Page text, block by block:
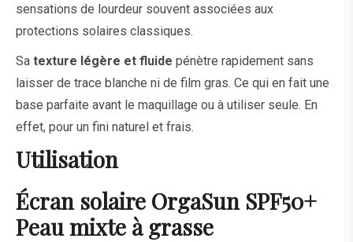
sensations de lourdeur souvent associées aux
protections solaires classiques.
Sa texture légère et fluide pénètre rapidement sans
laisser de trace blanche ni de film gras. Ce qui en fait une
base parfaite avant le maquillage ou à utiliser seule. En
effet, pour un fini naturel et frais.
Utilisation
Écran solaire OrgaSun SPF50+
Peau mixte à grasse